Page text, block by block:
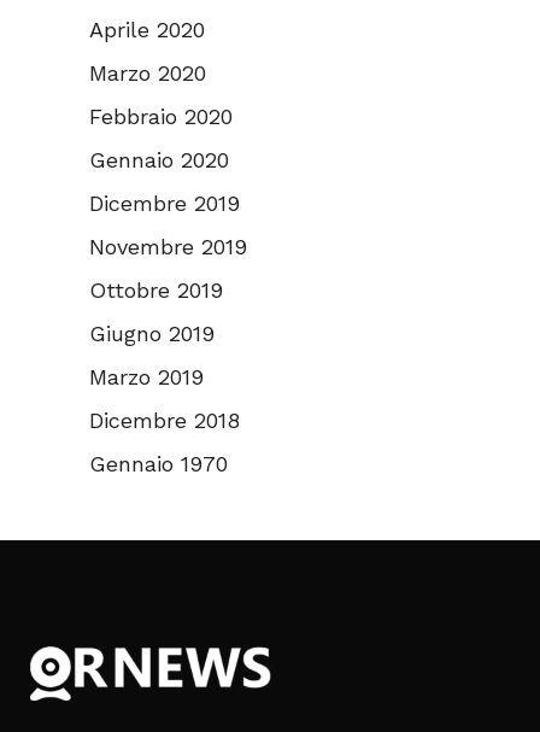
Aprile 2020
Marzo 2020
Febbraio 2020
Gennaio 2020
Dicembre 2019
Novembre 2019
Ottobre 2019
Giugno 2019
Marzo 2019
Dicembre 2018
Gennaio 1970